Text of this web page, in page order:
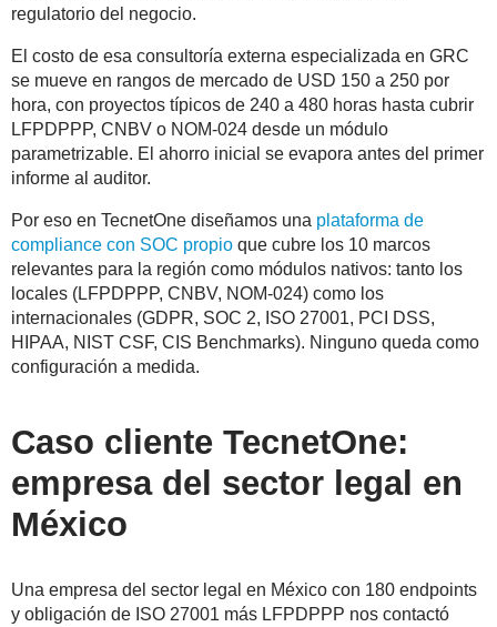
regulatorio del negocio.
El costo de esa consultoría externa especializada en GRC
se mueve en rangos de mercado de USD 150 a 250 por
hora, con proyectos típicos de 240 a 480 horas hasta cubrir
LFPDPPP, CNBV o NOM-024 desde un módulo
parametrizable. El ahorro inicial se evapora antes del primer
informe al auditor.
Por eso en TecnetOne diseñamos una plataforma de
compliance con SOC propio que cubre los 10 marcos
relevantes para la región como módulos nativos: tanto los
locales (LFPDPPP, CNBV, NOM-024) como los
internacionales (GDPR, SOC 2, ISO 27001, PCI DSS,
HIPAA, NIST CSF, CIS Benchmarks). Ninguno queda como
configuración a medida.
Caso cliente TecnetOne:
empresa del sector legal en
México
Una empresa del sector legal en México con 180 endpoints
y obligación de ISO 27001 más LFPDPPP nos contactó